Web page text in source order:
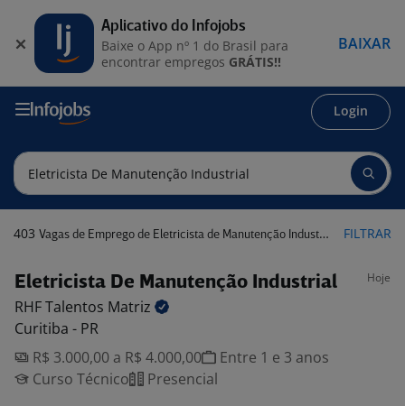
Login
403 Vagas de Emprego de Eletricista de Manutenção Industrial FILTRAR
Eletricista De Manutenção Industrial Hoje
RHF Talentos Matriz
Curitiba - PR
R$ 3.000,00 a R$ 4.000,00
Entre 1 e 3 anos
Curso Técnico
Presencial
Aplicativo do Infojobs
Baixe o App nº 1 do Brasil para
encontrar empregos GRÁTIS!!
BAIXAR